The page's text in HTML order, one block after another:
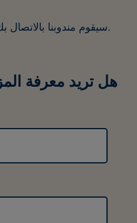
سيقوم مندوبنا بالاتصال بك دون تأخير وترتيب لقاء.
هل تريد معرفة